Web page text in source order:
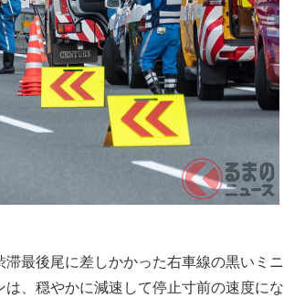
最後尾に差しかかった右車線の黒いミニ
は、穏やかに減速して停止寸前の速度にな